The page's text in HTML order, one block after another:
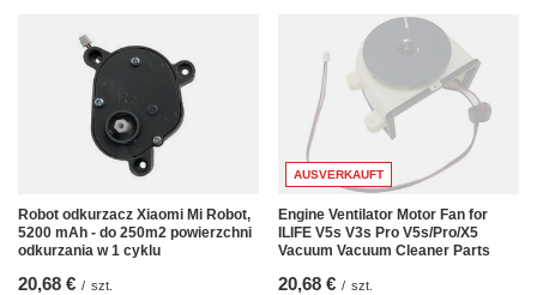
Robot odkurzacz Xiaomi Mi Robot,
5200 mAh - do 250m2 powierzchni
odkurzania w 1 cyklu
20,68 € / szt.
AUSVERKAUFT
Engine Ventilator Motor Fan for
ILIFE V5s V3s Pro V5s/Pro/X5
Vacuum Vacuum Cleaner Parts
20,68 € / szt.